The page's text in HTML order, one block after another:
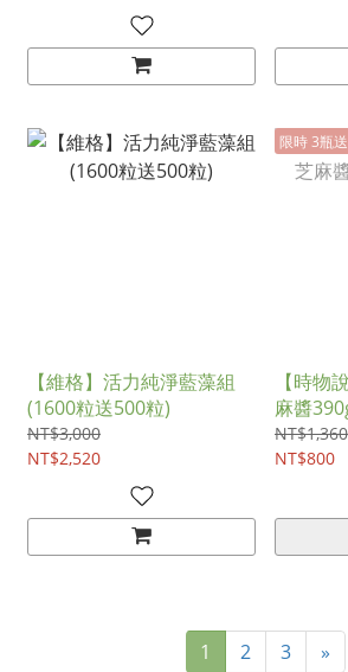
【維格】活力純淨藍藻組
(1600粒送500粒)
NT$3,000
NT$2,520
限時 3瓶
【時物
麻醬
NT$1,360
NT$800
1 2 3 »